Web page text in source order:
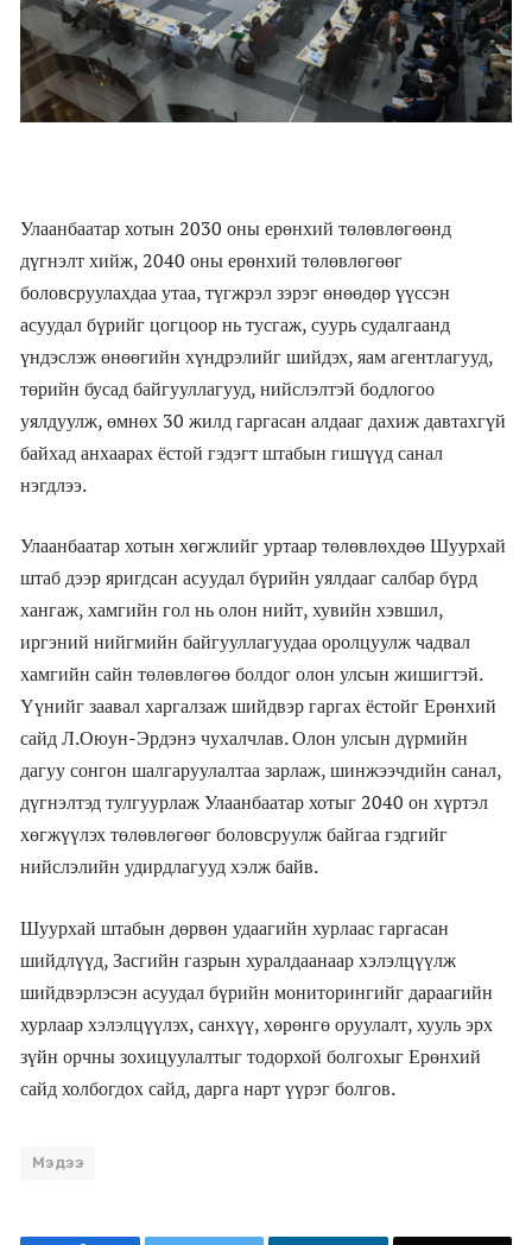
Улаанбаатар хотын 2030 оны ерөнхий төлөвлөгөөнд
дүгнэлт хийж, 2040 оны ерөнхий төлөвлөгөөг
боловсруулахдаа утаа, түгжрэл зэрэг өнөөдөр үүссэн
асуудал бүрийг цогцоор нь тусгаж, суурь судалгаанд
үндэслэж өнөөгийн хүндрэлийг шийдэх, яам агентлагууд,
төрийн бусад байгууллагууд, нийслэлтэй бодлогоо
уялдуулж, өмнөх 30 жилд гаргасан алдааг дахиж давтахгүй
байхад анхаарах ёстой гэдэгт штабын гишүүд санал
нэгдлээ.
Улаанбаатар хотын хөгжлийг уртаар төлөвлөхдөө Шуурхай
штаб дээр яригдсан асуудал бүрийн уялдааг салбар бүрд
хангаж, хамгийн гол нь олон нийт, хувийн хэвшил,
иргэний нийгмийн байгууллагуудаа оролцуулж чадвал
хамгийн сайн төлөвлөгөө болдог олон улсын жишигтэй.
Үүнийг заавал харгалзаж шийдвэр гаргах ёстойг Ерөнхий
сайд Л.Оюун-Эрдэнэ чухалчлав. Олон улсын дүрмийн
дагуу сонгон шалгаруулалтаа зарлаж, шинжээчдийн санал,
дүгнэлтэд тулгуурлаж Улаанбаатар хотыг 2040 он хүртэл
хөгжүүлэх төлөвлөгөөг боловсруулж байгаа гэдгийг
нийслэлийн удирдлагууд хэлж байв.
Шуурхай штабын дөрвөн удаагийн хурлаас гаргасан
шийдлүүд, Засгийн газрын хуралдаанаар хэлэлцүүлж
шийдвэрлэсэн асуудал бүрийн мониторингийг дараагийн
хурлаар хэлэлцүүлэх, санхүү, хөрөнгө оруулалт, хууль эрх
зүйн орчны зохицуулалтыг тодорхой болгохыг Ерөнхий
сайд холбогдох сайд, дарга нарт үүрэг болгов.
Мэдээ